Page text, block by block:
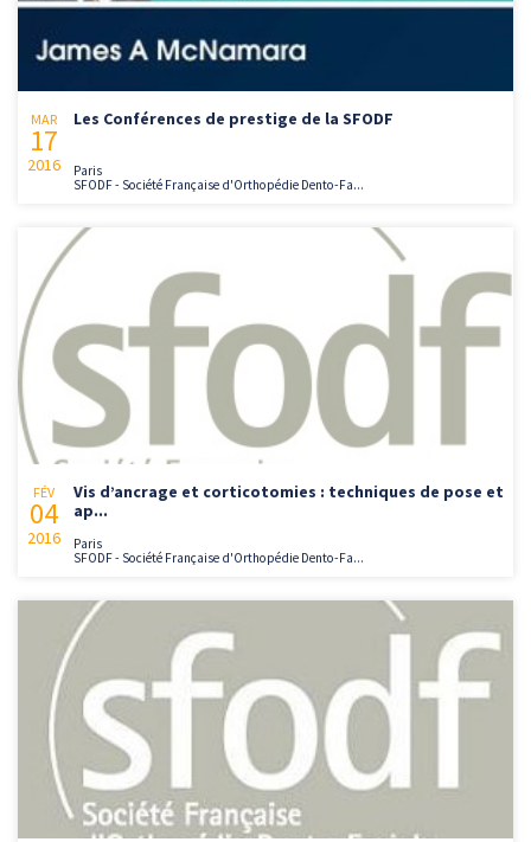
MAR
17
2016
Les Conférences de prestige de la SFODF
Paris
SFODF - Société Française d'Orthopédie Dento-Fa...
FÉV
04
2016
Vis d’ancrage et corticotomies : techniques de pose et
ap...
Paris
SFODF - Société Française d'Orthopédie Dento-Fa...